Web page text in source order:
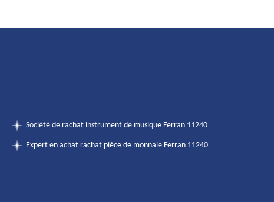
Société de rachat instrument de musique Ferran 11240
Expert en achat rachat pièce de monnaie Ferran 11240